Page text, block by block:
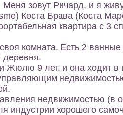
Меня зовут Ричард, и я
Коста Брава (Коста
квартира с 3
комната. Есть 2
деревня.
Жюлю 9 лет, и она ходит в
недвижимостью
недвижимостью (в
индустрии хорошего